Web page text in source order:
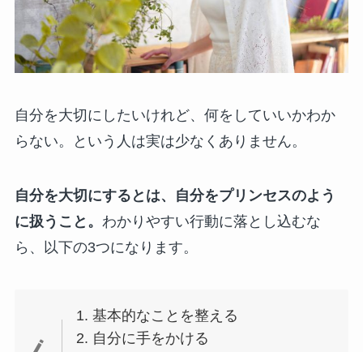
自分を大切にしたいけれど、何をしていいかわか
らない。という人は実は少なくありません。
自分を大切にするとは、自分をプリンセスのよう
に扱うこと。 わかりやすい行動に落とし込むな
ら、以下の3つになります。
1. 基本的なことを整える
2. 自分に手をかける